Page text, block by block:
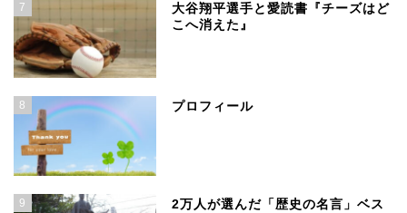
7
大谷翔平選手と愛読書『チーズはど
こへ消えた』
8 プロフィール
9
2万人が選んだ「歴史の名言」ベス